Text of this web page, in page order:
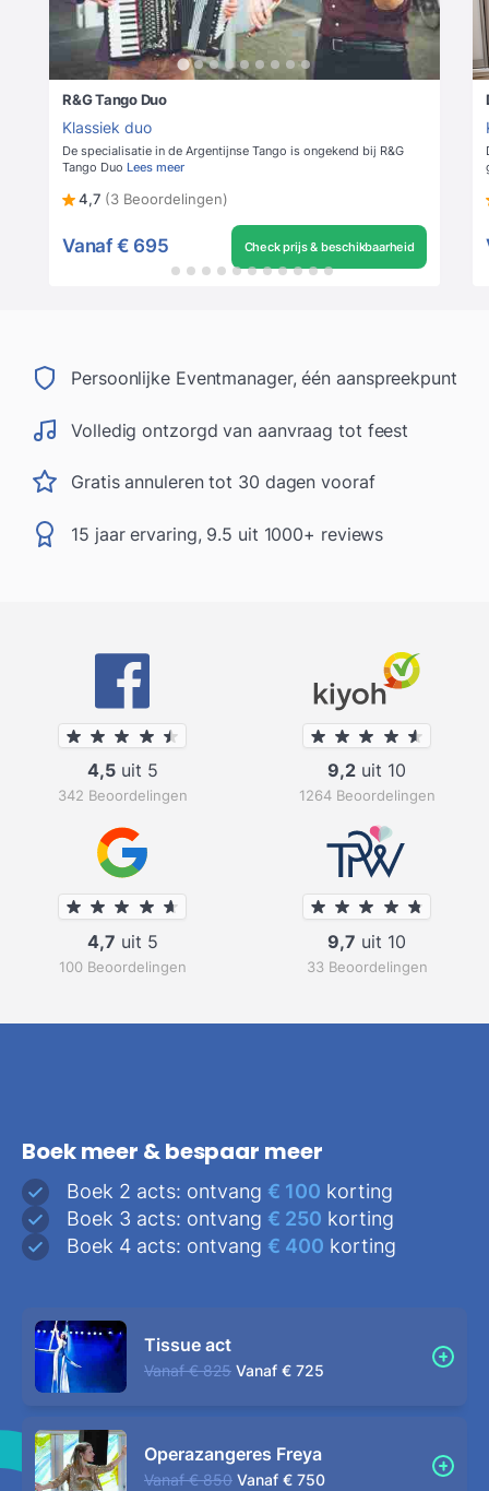
R&G Tango Duo
Klassiek duo
De specialisatie in de Argentijnse Tango is ongekend bij R&G
Tango Duo Lees meer
4,7 (3 Beoordelingen)
Vanaf € 695 Check prijs & beschikbaarheid
Persoonlijke Eventmanager, één aanspreekpunt
Volledig ontzorgd van aanvraag tot feest
Gratis annuleren tot 30 dagen vooraf
15 jaar ervaring, 9.5 uit 1000+ reviews
4,5uit 5
342 Beoordelingen
9,2 uit 10
1264 Beoordelingen
4,7 uit 5
100 Beoordelingen
9,7 uit 10
33 Beoordelingen
Boek meer & bespaar meer
Boek 2 acts: ontvang € 100 korting
Boek 3 acts: ontvang € 250 korting
Boek 4 acts: ontvang € 400 korting
Tissue act
Vanaf € 825 Vanaf € 725
Operazangeres Freya
Vanaf € 850 Vanaf € 750